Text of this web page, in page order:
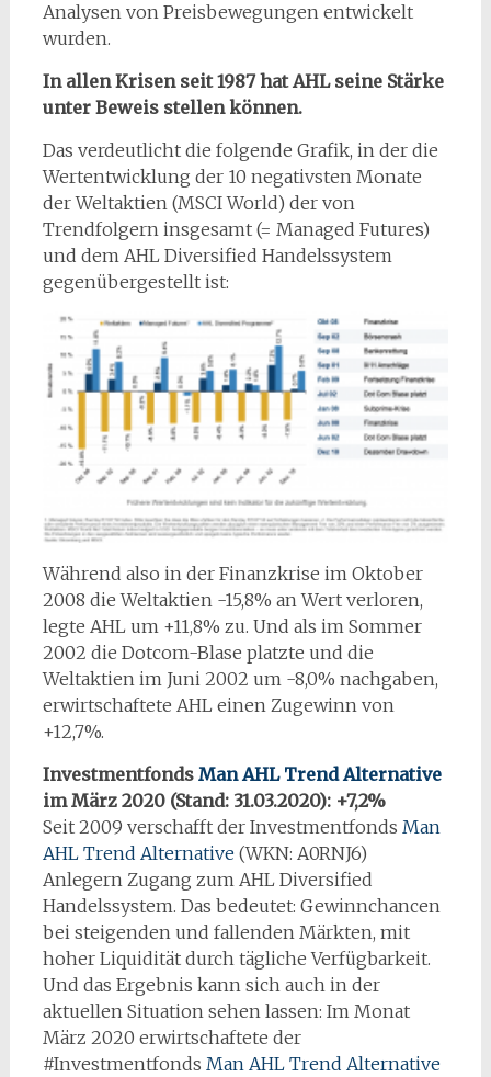
Analysen von Preisbewegungen entwickelt
wurden.
In allen Krisen seit 1987 hat AHL seine Stärke
unter Beweis stellen können.
Das verdeutlicht die folgende Grafik, in der die
Wertentwicklung der 10 negativsten Monate
der Weltaktien (MSCI World) der von
Trendfolgern insgesamt (= Managed Futures)
und dem AHL Diversified Handelssystem
gegenübergestellt ist:
Während also in der Finanzkrise im Oktober
2008 die Weltaktien -15,8% an Wert verloren,
legte AHL um +11,8% zu. Und als im Sommer
2002 die Dotcom-Blase platzte und die
Weltaktien im Juni 2002 um -8,0% nachgaben,
erwirtschaftete AHL einen Zugewinn von
+12,7%.
Investmentfonds Man AHL Trend Alternative
im März 2020 (Stand: 31.03.2020): +7,2%
Seit 2009 verschafft der Investmentfonds Man
AHL Trend Alternative(WKN: A0RNJ6)
Anlegern Zugang zum AHL Diversified
Handelssystem. Das bedeutet: Gewinnchancen
bei steigenden und fallenden Märkten, mit
hoher Liquidität durch tägliche Verfügbarkeit.
Und das Ergebnis kann sich auch in der
aktuellen Situation sehen lassen: Im Monat
März 2020 erwirtschaftete der
#Investmentfonds Man AHL Trend Alternative